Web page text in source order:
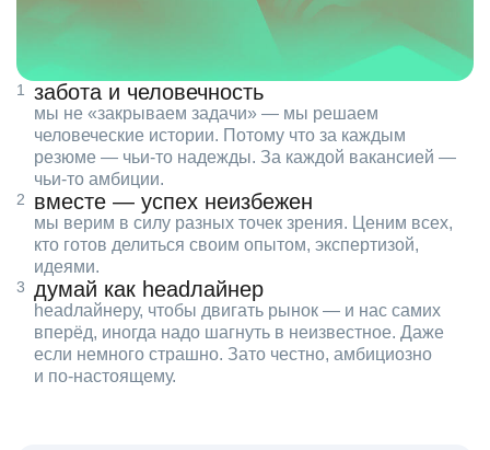
забота и человечность
мы не «закрываем задачи» — мы решаем
человеческие истории. Потому что за каждым
резюме — чьи‑то надежды. За каждой вакансией —
чьи‑то амбиции.
вместе — успех неизбежен
мы верим в силу разных точек зрения. Ценим всех,
кто готов делиться своим опытом, экспертизой,
идеями.
думай как headлайнер
headлайнеру, чтобы двигать рынок — и нас самих
вперёд, иногда надо шагнуть в неизвестное. Даже
если немного страшно. Зато честно, амбициозно
и по‑настоящему.